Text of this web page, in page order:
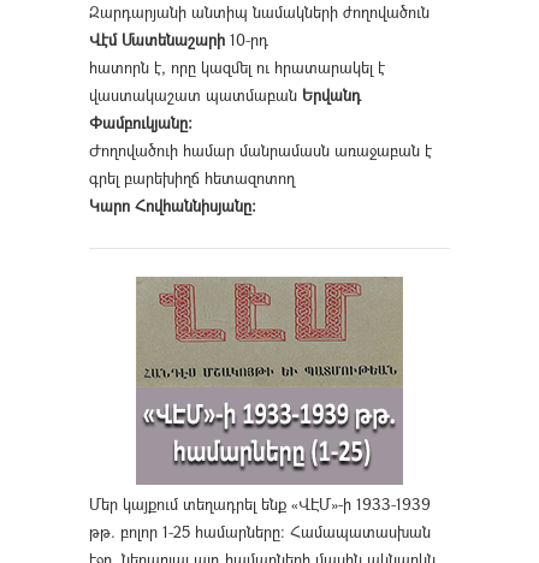
Զարդարյանի անտիպ նամակների ժողովածուն
Վէմ Մատենաշարի 10-րդ
հատորն է, որը կազմել ու հրատարակել է
վաստակաշատ պատմաբան Երվանդ
Փամբուկյանը։
Ժողովածուի համար մանրամասն առաջաբան է
գրել բարեխիղճ հետազոտող
Կարո Հովհաննիսյանը։
Մեր կայքում տեղադրել ենք «ՎԷՄ»-ի 1933-1939
թթ. բոլոր 1-25 համարները։ Համապատասխան